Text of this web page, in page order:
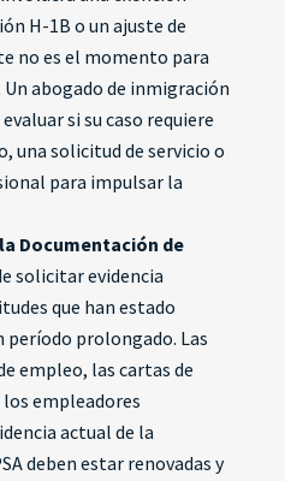
H-1B o un ajuste de
no es el momento para
Un abogado de inmigración
si su caso requiere
una solicitud de servicio o
para impulsar la
Documentación de
solicitar evidencia
que han estado
período prolongado. Las
empleo, las cartas de
empleadores
actual de la
deben estar renovadas y